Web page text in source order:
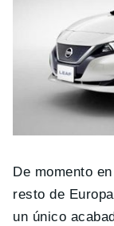
De momento
resto de
un único